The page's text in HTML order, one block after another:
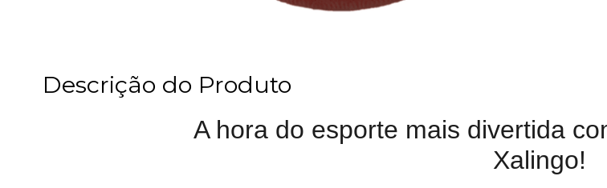
Descrição do Produto
A hora do esporte mais divertida
Xalingo!